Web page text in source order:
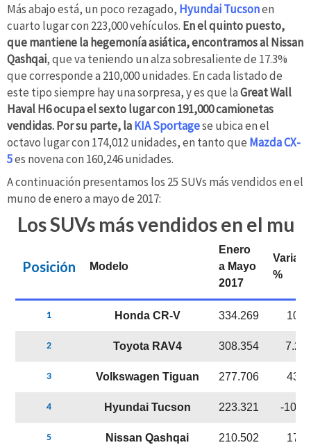
Más abajo está, un poco rezagado, Hyundai Tucsonen
cuarto lugar con 223,000 vehículos. En el quinto puesto,
que mantiene la hegemonía asiática, encontramos al Nissan
Qashqai, que va teniendo un alza sobresaliente de 17.3%
que corresponde a 210,000 unidades. En cada listado de
este tipo siempre hay una sorpresa, y es que laGreat Wall
Haval H6 ocupa el sexto lugar con 191,000 camionetas
vendidas. Por su parte, laKIA Sportagese ubica en el
octavo lugar con 174,012 unidades, en tanto que Mazda CX-
5es novena con 160,246 unidades.
A continuación presentamos los 25 SUVs más vendidos en el
muno de enero a mayo de 2017:
Los SUVs más vendidos en el
Posición Modelo
Enero
a Mayo
2017
%
1 Honda CR-V 334.269 10%
2 Toyota RAV4 308.354 7.2%
3 Volkswagen Tiguan 277.706 43.1
4 Hyundai Tucson 223.321 -
5 Nissan Qashqai 210.502 17.3